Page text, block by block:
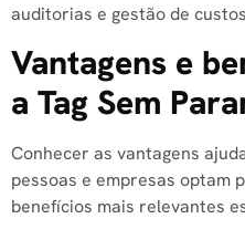
auditorias e gestão de
Vantagens e
a Tag Sem
Conhecer as vantagens
pessoas e empresas optam
benefícios mais relevantes